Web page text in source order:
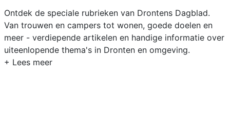
Ontdek de speciale rubrieken van Drontens Dagblad.
Van trouwen en campers tot wonen, goede doelen en
meer - verdiepende artikelen en handige informatie over
uiteenlopende thema's in Dronten en omgeving.